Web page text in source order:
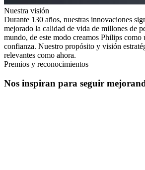
Nuestra visión
Durante 130 años, nuestras innovaciones
mejorado la calidad de vida de millones de
mundo, de este modo creamos Philips como
confianza. Nuestro propósito y visión
relevantes como ahora.
Premios y reconocimientos
Nos inspiran para seguir